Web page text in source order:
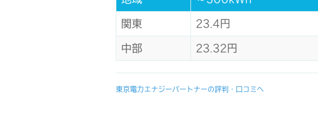
関東 23.4円
中部 23.32円
東京電力エナジーパートナーの評判・口コミへ